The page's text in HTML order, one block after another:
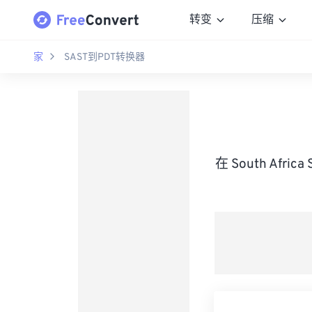
转变 压缩
家 SAST到PDT转换器
在 South Africa